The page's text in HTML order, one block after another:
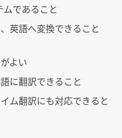
であること
英語へ変換できること
よい
に翻訳できること
ム翻訳にも対応できると